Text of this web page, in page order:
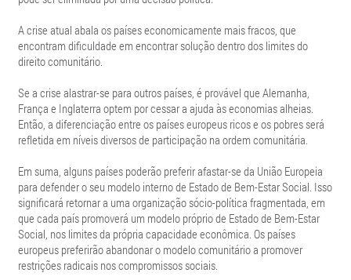
A crise atual abala os países economicamente mais fracos, que
encontram dificuldade em encontrar solução dentro dos limites do
direito comunitário.
Se a crise alastrar-se para outros países, é provável que Alemanha,
França e Inglaterra optem por cessar a ajuda às economias alheias.
Então, a diferenciação entre os países europeus ricos e os pobres será
refletida em níveis diversos de participação na ordem comunitária.
Em suma, alguns países poderão preferir afastar-se da União Europeia
para defender o seu modelo interno de Estado de Bem-Estar Social. Isso
significará retornar a uma organização sócio-política fragmentada, em
que cada país promoverá um modelo próprio de Estado de Bem-Estar
Social, nos limites da própria capacidade econômica. Os países
europeus preferirão abandonar o modelo comunitário a promover
restrições radicais nos compromissos sociais.